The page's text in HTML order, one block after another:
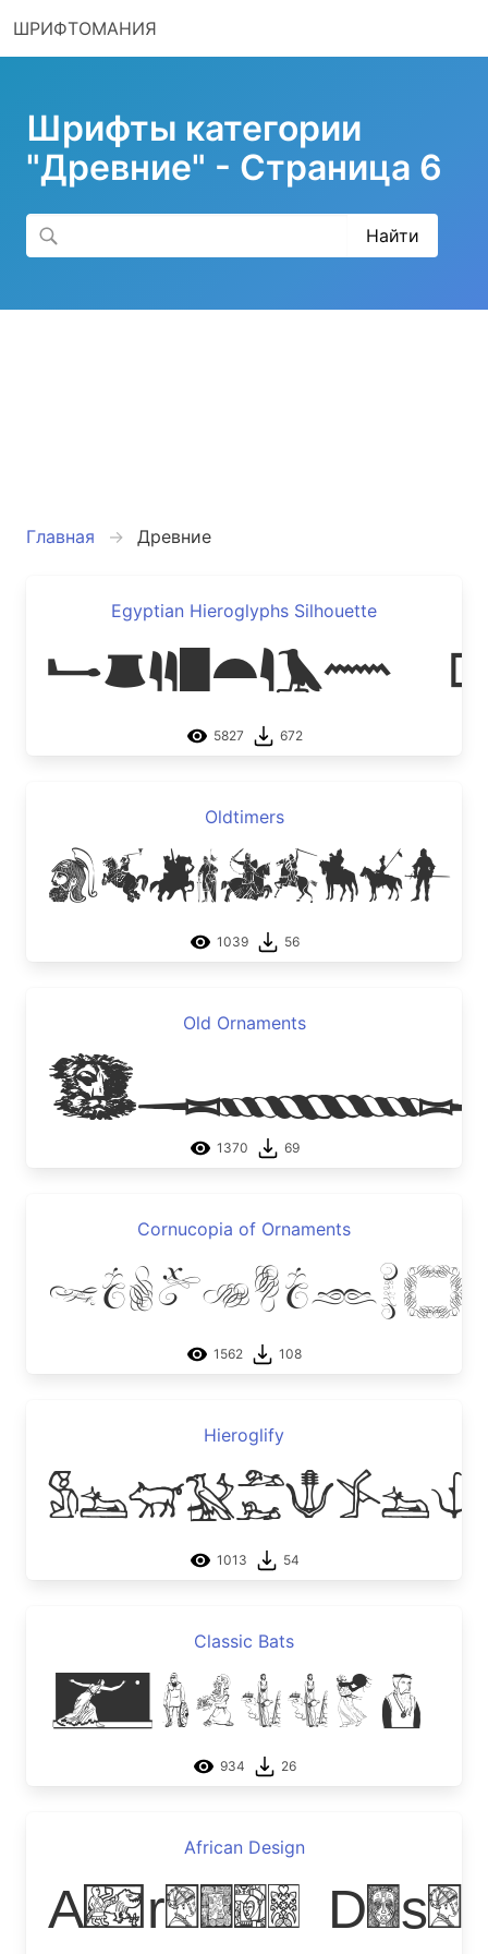
ШРИФТОМАНИЯ
Шрифты категории
"Древние" - Страница 6
Главная Древние
Egyptian Hieroglyphs Silhouette
Egyptian
5827 672
Oldtimers
Oldtimers
1039 56
Old Ornaments
Old
1370 69
Cornucopia of Ornaments
1562 108
Hieroglify
1013 54
Classic Bats
Classic
934 26
African Design
African